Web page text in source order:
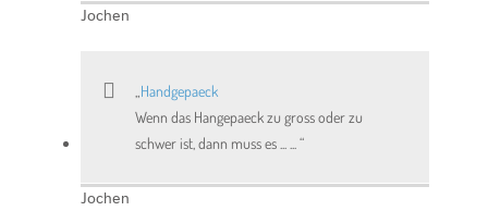
Jochen
Handgepaeck
Wenn das Hangepaeck zu gross oder zu
schwer ist, dann muss es ... ...
Jochen